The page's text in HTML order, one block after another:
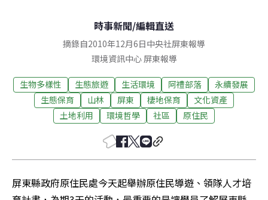
時事新聞/編輯直送
摘錄自2010年12月6日中央社屏東報導
環境資訊中心 屏東報導
生物多樣性 生態旅遊 生活環境 阿禮部落
永續發展
生態保育
山林 屏東 棲地保育
文化資產
土地利用
環境哲學 社區 原住民
屏東縣政府原住民處今天起舉辦原住民導遊、領隊人才培